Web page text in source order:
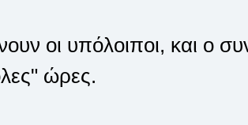
οι υπόλοιποι, και ο
ώρες.